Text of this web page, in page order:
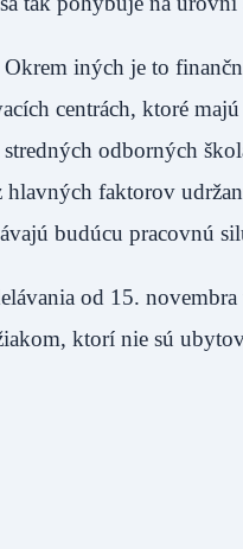
iných je to
centrách, ktoré majú
odborných
faktorov
budúcu pracovnú
od 15. novembra
ktorí nie sú